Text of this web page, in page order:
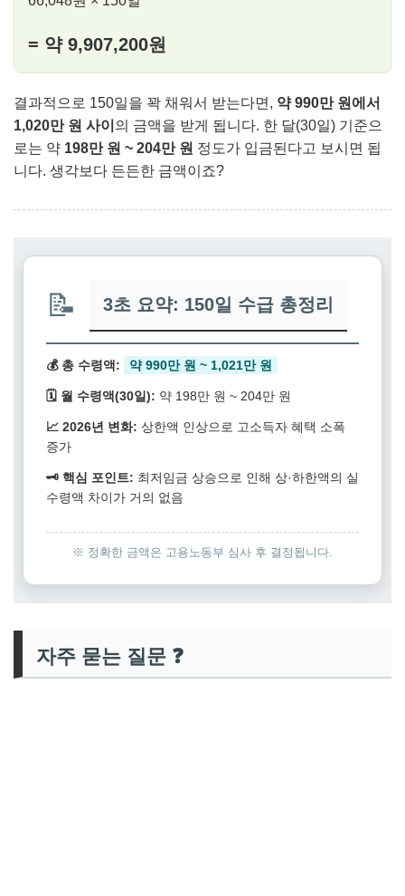
= 약 9,907,200원
결과적으로 150일을 꽉 채워서 받는다면, 약 990만 원에서
1,020만 원 사이 의 금액을 받게 됩니다. 한 달(30일) 기준으
로는 약 198만 원 ~ 204만 원 정도가 입금된다고 보시면 됩
니다. 생각보다 든든한 금액이죠?
📝 3초 요약: 150일 수급 총정리
💰 총 수령액: 약 990만 원 ~ 1,021만 원
🗓️ 월 수령액(30일): 약 198만 원 ~ 204만 원
📈 2026년 변화: 상한액 인상으로 고소득자 혜택 소폭
증가
🗝️ 핵심 포인트: 최저임금 상승으로 인해 상·하한액의 실
수령액 차이가 거의 없음
※ 정확한 금액은 고용노동부 심사 후 결정됩니다.
자주 묻는 질문 ❓